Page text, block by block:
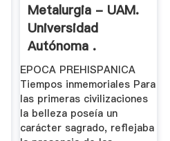
Metalurgia - UAM.
Universidad
Autónoma .
EPOCA PREHISPANICA
Tiempos inmemoriales Para
las primeras civilizaciones
la belleza poseía un
carácter sagrado, reflejaba